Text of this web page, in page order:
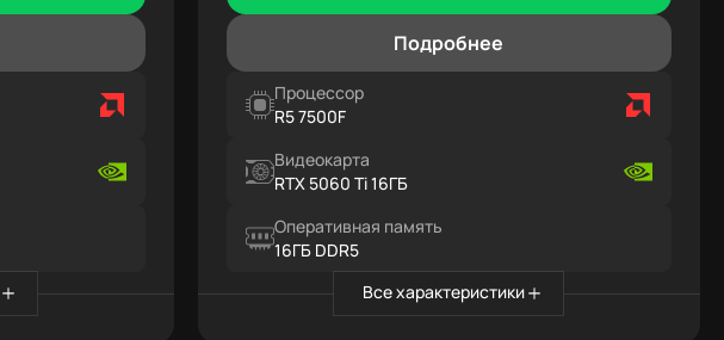
Подробнее
Процессор
R5 7500F
Видеокарта
RTX 5060 Ti 16ГБ
Оперативная память
16ГБ DDR5
Все характеристики